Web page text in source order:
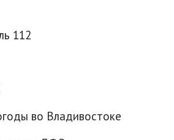
112
во Владивостоке